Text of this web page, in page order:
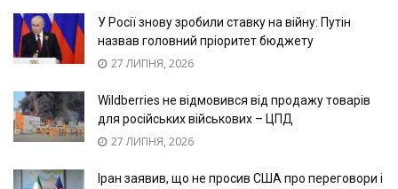
У Росії знову зробили ставку на війну: Путін
назвав головний пріоритет бюджету
27 ЛИПНЯ, 2026
Wildberries не відмовився від продажу товарів
для російських військових – ЦПД
27 ЛИПНЯ, 2026
Іран заявив, що не просив США про переговори і